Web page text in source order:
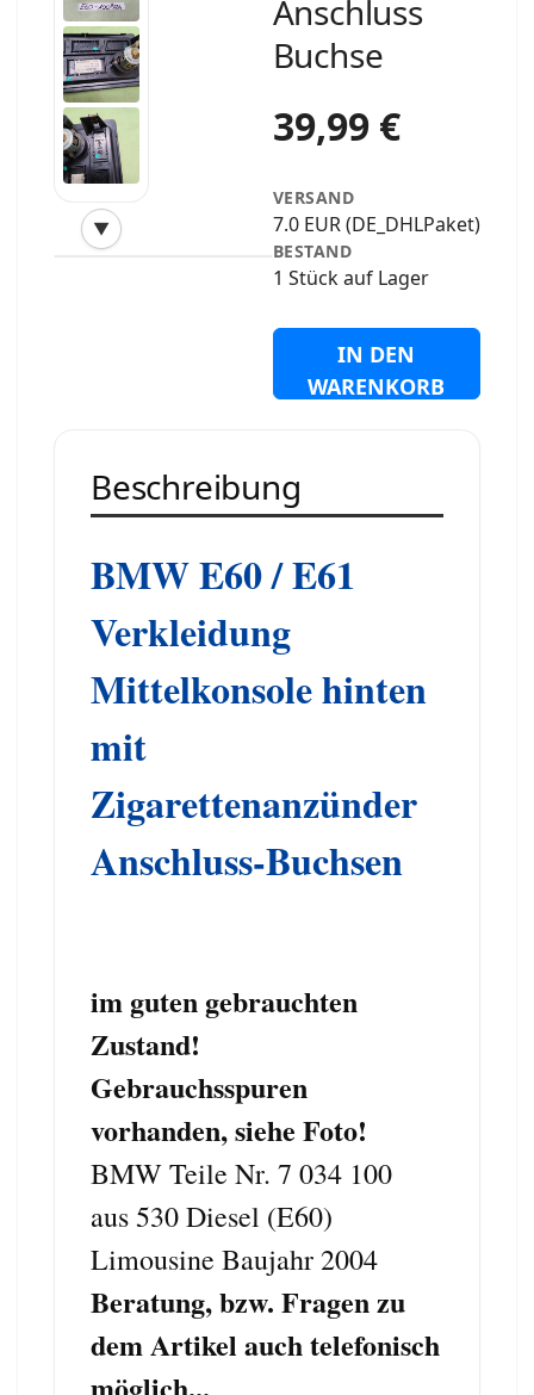
▼
‹
Anschluss
Buchse
39,99 €
VERSAND
7.0 EUR (DE_DHLPaket)
BESTAND
1 Stück auf Lager
IN DEN
WARENKORB
Beschreibung
BMW E60 / E61
Verkleidung
Mittelkonsole hinten
mit
Zigarettenanzünder
Anschluss-Buchsen
im guten gebrauchten
Zustand!
Gebrauchsspuren
vorhanden, siehe Foto!
BMW Teile Nr. 7 034 100
aus 530 Diesel (E60)
Limousine Baujahr 2004
Beratung, bzw. Fragen zu
dem Artikel auch telefonisch